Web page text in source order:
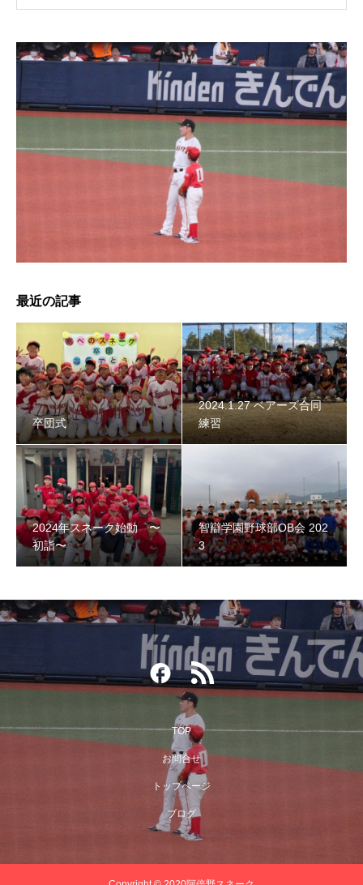
2024.1.27 ベアーズ合同練習
2024年スネーク始動 〜初詣〜
智辯学園野球部OB会 2023
第３回阿倍野スネークOB野球大会
最近の記事
卒団式
2024.1.27 ベアーズ合同
練習
2024年スネーク始動 〜
初詣〜
智辯学園野球部OB会 202
3
TOP
お問合せ
トップページ
ブログ